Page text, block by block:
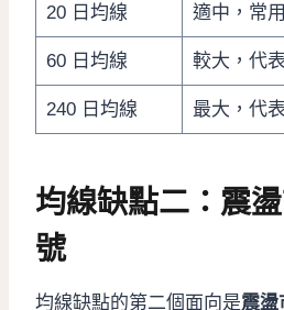
20 日均線 適中，常
60 日均線 較大，代
240 日均線 最大，代
均線缺點二：震
號
均線缺點的第二個面向是震盪